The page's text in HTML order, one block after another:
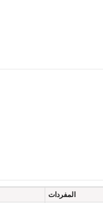
المفردات